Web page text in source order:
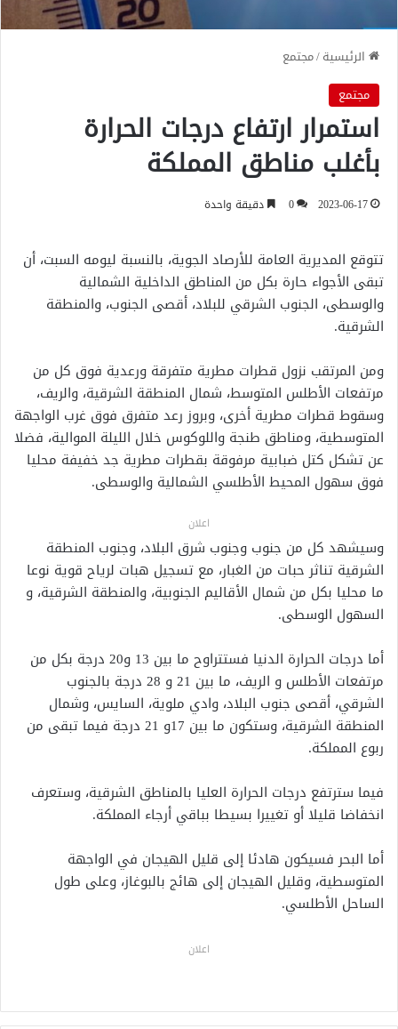
الرئيسية/مجتمع
مجتمع
استمرار ارتفاع درجات الحرارة
بأغلب مناطق المملكة
2023-06-17
0 دقيقة واحدة
تتوقع المديرية العامة للأرصاد الجوية، بالنسبة ليومه السبت، أن
تبقى الأجواء حارة بكل من المناطق الداخلية الشمالية
والوسطى، الجنوب الشرقي للبلاد، أقصى الجنوب، والمنطقة
الشرقية.
ومن المرتقب نزول قطرات مطرية متفرقة ورعدية فوق كل من
مرتفعات الأطلس المتوسط، شمال المنطقة الشرقية، والريف،
وسقوط قطرات مطرية أخرى، وبروز رعد متفرق فوق غرب الواجهة
المتوسطية، ومناطق طنجة واللوكوس خلال الليلة الموالية، فضلا
عن تشكل كتل ضبابية مرفوقة بقطرات مطرية جد خفيفة محليا
فوق سهول المحيط الأطلسي الشمالية والوسطى.
اعلان
وسيشهد كل من جنوب وجنوب شرق البلاد، وجنوب المنطقة
الشرقية تناثر حبات من الغبار، مع تسجيل هبات لرياح قوية نوعا
ما محليا بكل من شمال الأقاليم الجنوبية، والمنطقة الشرقية، و
السهول الوسطى.
أما درجات الحرارة الدنيا فستتراوح ما بين 13 و20 درجة بكل من
مرتفعات الأطلس و الريف، ما بين 21 و 28 درجة بالجنوب
الشرقي، أقصى جنوب البلاد، وادي ملوية، السايس، وشمال
المنطقة الشرقية، وستكون ما بين 17و 21 درجة فيما تبقى من
ربوع المملكة.
فيما سترتفع درجات الحرارة العليا بالمناطق الشرقية، وستعرف
انخفاضا قليلا أو تغييرا بسيطا بباقي أرجاء المملكة.
أما البحر فسيكون هادئا إلى قليل الهيجان في الواجهة
المتوسطية، وقليل الهيجان إلى هائج بالبوغاز، وعلى طول
الساحل الأطلسي.
اعلان